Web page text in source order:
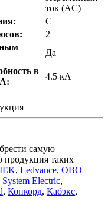
ток (AC)
C
2
Да
в
4.5 кА
самую
продукция таких
IEK, Ledvance, OBO
System Electric,
, Конкорд, Кабэкс,